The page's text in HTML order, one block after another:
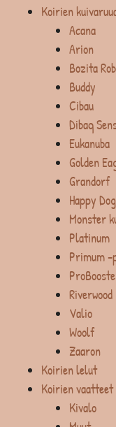
Koirien
Acana
Arion
Bozita
Buddy
Cibau
Dibaq
Eukanuba
Golden
Grandorf
Happy
Monster
Platinum
Primum -
Riverwood
Valio
Woolf
Zaaron
Koirien lelut
Koirien vaatteet
Kivalo